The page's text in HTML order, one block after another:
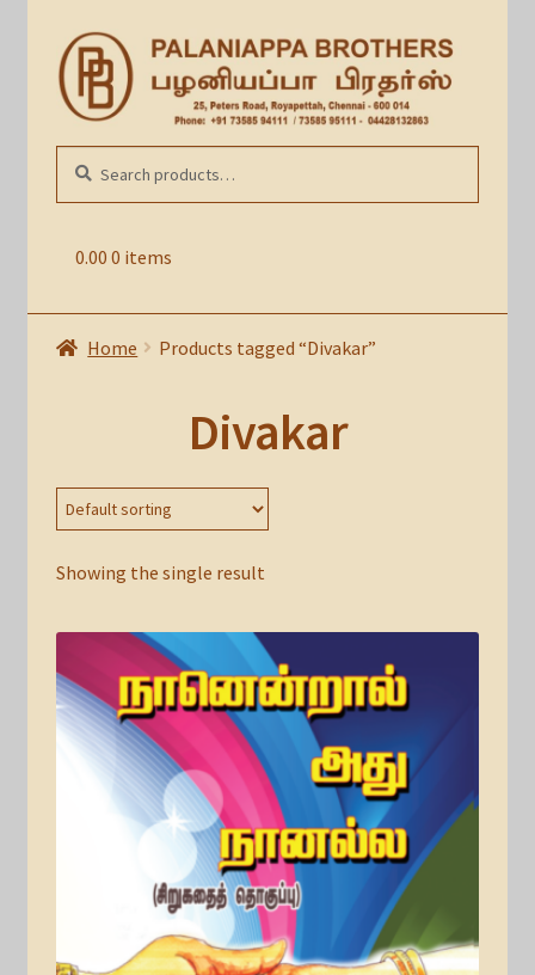
Skip
to
navigation
Skip
to
content
0.00 0 items
for:
Home Products tagged “Divakar”
Divakar
Showing the single result